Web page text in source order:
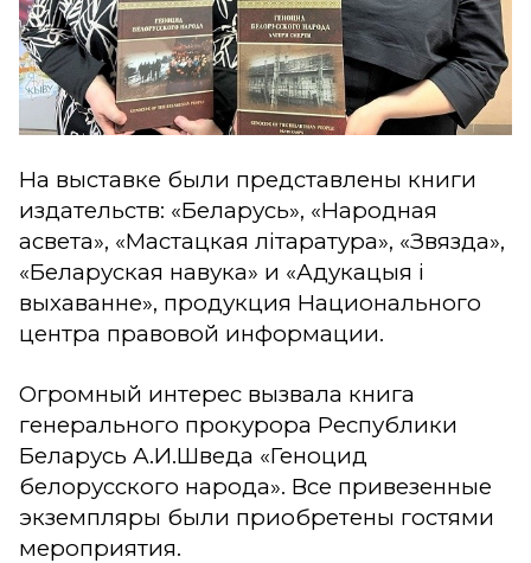
На выставке были представлены книги
издательств: «Беларусь», «Народная
асвета», «Мастацкая літаратура», «Звязда»,
«Беларуская навука» и «Адукацыя і
выхаванне», продукция Национального
центра правовой информации.
Огромный интерес вызвала книга
генерального прокурора Республики
Беларусь А.И.Шведа «Геноцид
белорусского народа». Все привезенные
экземпляры были приобретены гостями
мероприятия.